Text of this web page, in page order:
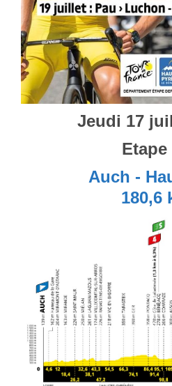
Jeudi 17
Etape
Auch -
180,6